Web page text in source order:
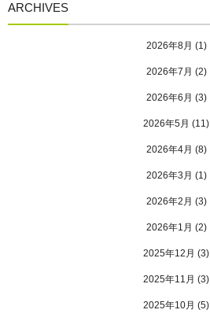
ARCHIVES
2026年8月 (1)
2026年7月 (2)
2026年6月 (3)
2026年5月 (11)
2026年4月 (8)
2026年3月 (1)
2026年2月 (3)
2026年1月 (2)
2025年12月 (3)
2025年11月 (3)
2025年10月 (5)